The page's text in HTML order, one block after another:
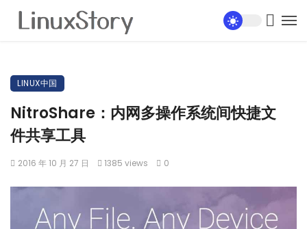
LINUX中国
NitroShare：内网多操作系统间快捷文
件共享工具
2016 年 10 月 27 日 1385 views 0